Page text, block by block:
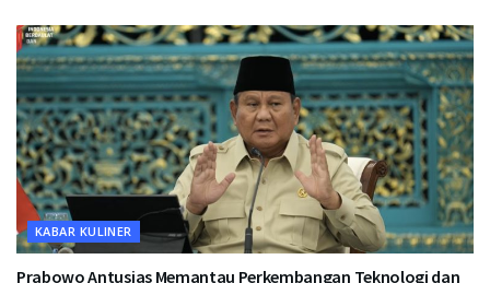
KABAR KULINER
Prabowo Antusias Memantau Perkembangan Teknologi dan